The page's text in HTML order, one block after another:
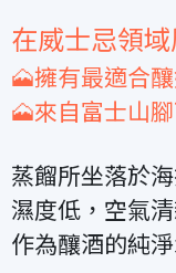
在威士忌領
🗻擁有最適合
🗻來自富士山
蒸餾所坐落於
濕度低，空氣
作為釀酒的純